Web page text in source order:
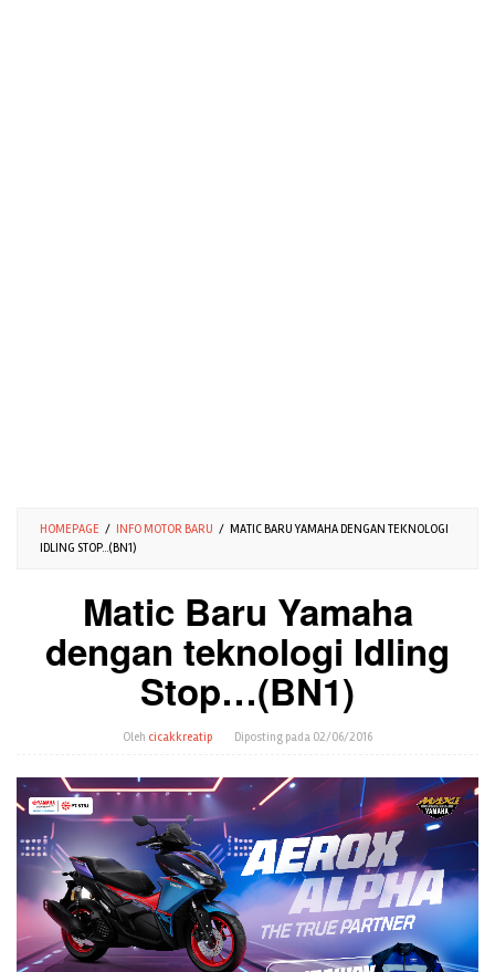
HOMEPAGE / INFO MOTOR BARU / MATIC BARU YAMAHA DENGAN TEKNOLOGI
IDLING STOP...(BN1)
Matic Baru Yamaha
dengan teknologi Idling
Stop…(BN1)
Oleh cicakkreatip Diposting pada 02/06/2016